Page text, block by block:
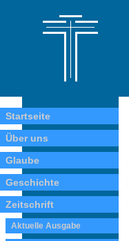
Startseite
Über uns
Glaube
Geschichte
Zeitschrift
Aktuelle Ausgabe